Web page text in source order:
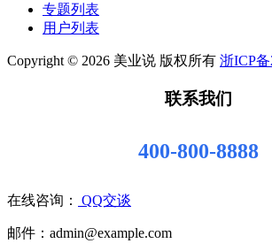
专题列表
用户列表
Copyright © 2026 美业说 版权所有 浙ICP备
联系我们
400-800-8888
在线咨询： QQ交谈
邮件：admin@example.com